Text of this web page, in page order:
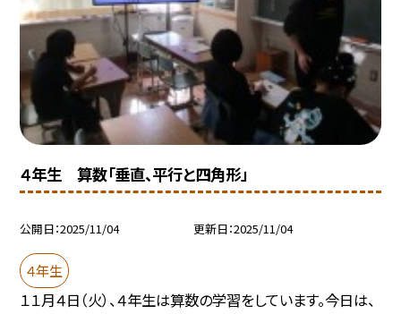
４年生 算数「垂直、平行と四角形」
公開日 2025/11/04 更新日 2025/11/04
４年生
１１月４日（火）、４年生は算数の学習をしています。今日は、